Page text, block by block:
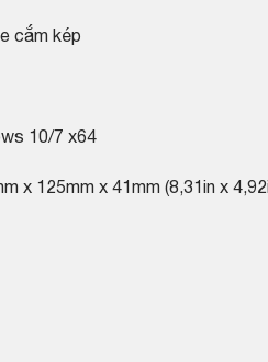
cắm kép
10/7 x64
x 125mm x 41mm (8,31in x